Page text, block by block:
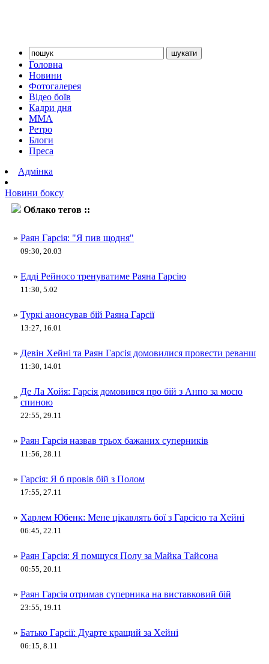
Головна
Новини
Фотогалерея
Відео боїв
Кадри дня
ММА
Ретро
Блоги
Преса
Адмінка
Новини боксу
Облако тегов ::
» Раян Гарсія: "Я пив щодня"
09:30, 20.03
» Едді Рейносо тренуватиме Раяна Гарсію
11:30, 5.02
» Туркі анонсував бій Раяна Гарсії
13:27, 16.01
» Девін Хейні та Раян Гарсія домовилися провести реванш
11:30, 14.01
»
Де Ла Хойя: Гарсія домовився про бій з Анпо за моєю
спиною
22:55, 29.11
» Раян Гарсія назвав трьох бажаних суперників
11:56, 28.11
» Гарсія: Я б провів бій з Полом
17:55, 27.11
» Харлем Юбенк: Мене цікавлять бої з Гарсією та Хейні
06:45, 22.11
» Раян Гарсія: Я помщуся Полу за Майка Тайсона
00:55, 20.11
» Раян Гарсія отримав суперника на виставковий бій
23:55, 19.11
» Батько Гарсії: Дуарте кращий за Хейні
06:15, 8.11